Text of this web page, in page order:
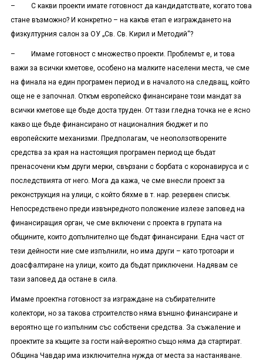
– С какви проекти имате готовност да кандидатствате, когато това
стане възможно? И конкретно – на какъв етап е изграждането на
физкултурния салон за ОУ „Св. Св. Кирил и Методий“?
– Имаме готовност с множество проекти. Проблемът е, и това
важи за всички кметове, особено на малките населени места, че сме
на финала на един програмен период и в началото на следващ, който
още не е започнал. Откъм европейско финансиране този мандат за
всички кметове ще бъде доста труден. От тази гледна точка не е ясно
какво ще бъде финансирано от националния бюджет и по
европейските механизми. Предполагам, че неоползотворените
средства за края на настоящия програмен период ще бъдат
пренасочени към други мерки, свързани с борбата с коронавируса и с
последствията от него. Мога да кажа, че сме внесли проект за
реконструкция на улици, с който бяхме в т. нар. резервен списък.
Непосредствено преди извънредното положение излезе заповед на
финансиращия орган, че сме включени с проекта в групата на
общините, които допълнително ще бъдат финансирани. Една част от
тези дейности ние сме изпълнили, но има други – като тротоари и
доасфалтиране на улици, които да бъдат приключени. Надявам се
тази заповед да остане в сила.
Имаме проектна готовност за изграждане на събирателните
колектори, но за такова строителство няма външно финансиране и
вероятно ще го изпълним със собствени средства. За съжаление и
проектите за къщите за гости най-вероятно също няма да стартират.
Община Чавдар има изключителна нужда от места за настаняване.